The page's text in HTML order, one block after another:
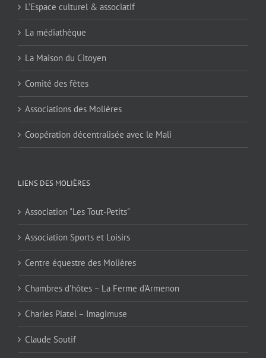
L’Espace culturel & associatif
La médiathèque
La Maison du Citoyen
Comité des fêtes
Associations des Molières
Coopération décentralisée avec le Mali
LIENS DES MOLIÈRES
Association "Les Tout-Petits"
Association Sports et Loisirs
Centre équestre des Molières
Chambres d'hôtes – La Ferme d'Armenon
Charles Platel – Imagimuse
Claude Soutif